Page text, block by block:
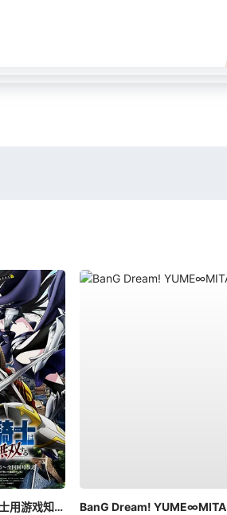
被追放的转生重骑士用游戏知识开无双
BanG Dream! YUME∞MITA